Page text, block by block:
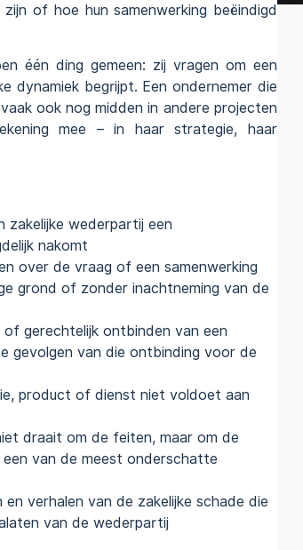
of hoe hun samenwerking beëindigd
één ding gemeen: zij vragen om een
dynamiek begrijpt. Een ondernemer die
ook nog midden in andere projecten
mee – in haar strategie, haar
zakelijke wederpartij een
nakomt
over de vraag of een samenwerking
grond of zonder inachtneming van de
of gerechtelijk ontbinden van een
gevolgen van die ontbinding voor de
product of dienst niet voldoet aan
draait om de feiten, maar om de
van de meest onderschatte
verhalen van de zakelijke schade die
van de wederpartij